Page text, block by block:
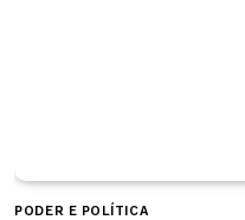
PODER E POLÍTICA